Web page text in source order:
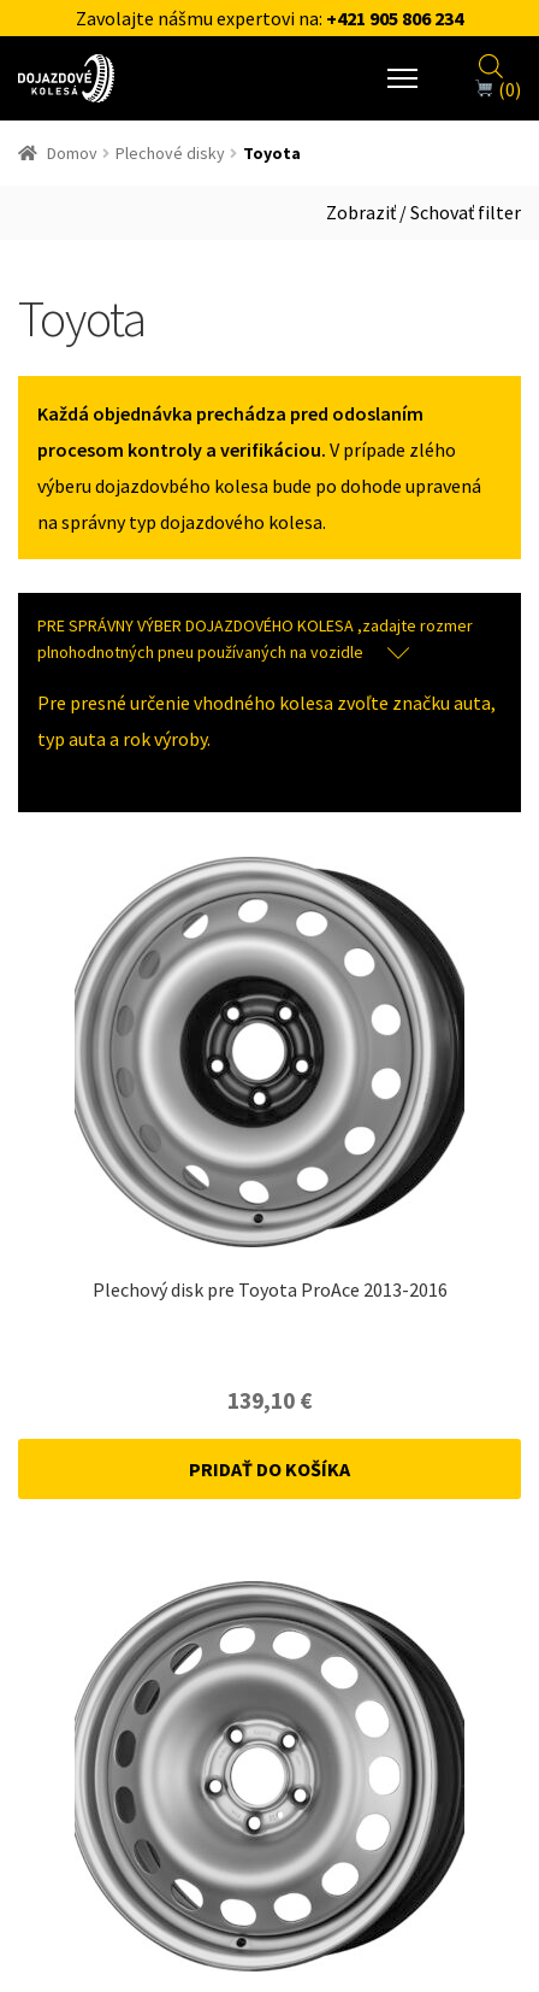
Zavolajte nášmu expertovi na: +421 905 806 234
(0)
Domov Plechové disky Toyota
Zobraziť / Schovať filter
Toyota
Každá objednávka prechádza pred odoslaním
procesom kontroly a verifikáciou. V prípade zlého
výberu dojazdovbého kolesa bude po dohode upravená
na správny typ dojazdového kolesa.
PRE SPRÁVNY VÝBER DOJAZDOVÉHO KOLESA ,zadajte rozmer
plnohodnotných pneu používaných na vozidle
Pre presné určenie vhodného kolesa zvoľte značku auta,
typ auta a rok výroby.
Plechový disk pre Toyota ProAce 2013-2016
139,10 €
PRIDAŤ DO KOŠÍKA